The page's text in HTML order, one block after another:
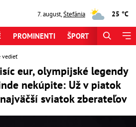
7. august,Štefánia 25 °C
PROMINENTI ŠPORT
vedieť
eur, olympijské legendy
nekúpite: Už v piatok
sviatok zberateľov